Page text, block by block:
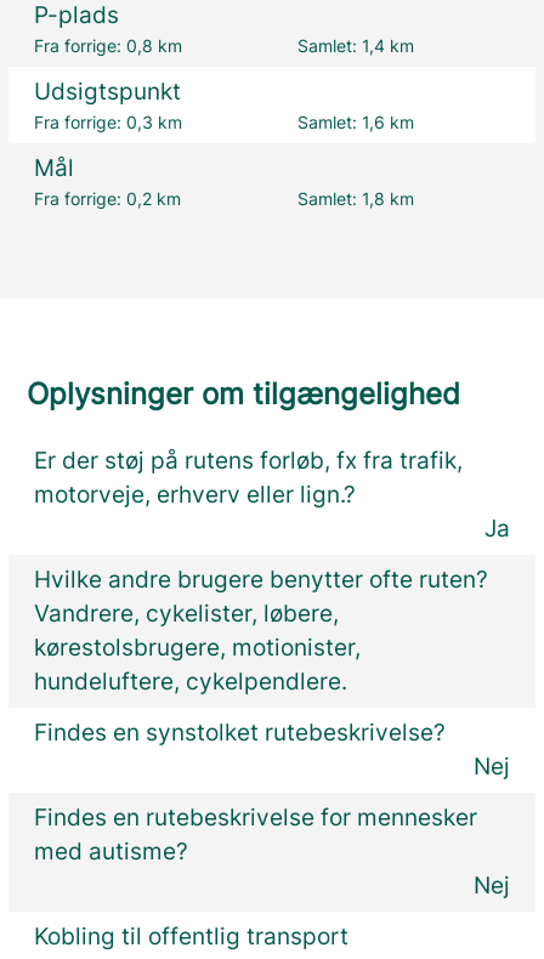
P-plads
Fra forrige:0,8 km Samlet: 1,4 km
Udsigtspunkt
Fra forrige:0,3 km Samlet: 1,6 km
Mål
Fra forrige:0,2 km Samlet: 1,8 km
Oplysninger om tilgængelighed
Er der støj på rutens forløb, fx fra trafik,
motorveje, erhverv eller lign.?
Ja
Hvilke andre brugere benytter ofte ruten?
Vandrere, cykelister, løbere,
kørestolsbrugere, motionister,
hundeluftere, cykelpendlere.
Findes en synstolket rutebeskrivelse?
Nej
Findes en rutebeskrivelse for mennesker
med autisme?
Nej
Kobling til offentlig transport